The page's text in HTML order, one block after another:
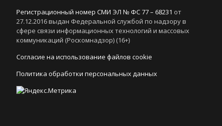
Регистрационный номер СМИ ЭЛ № ФС 77 – 68231 от
27.12.2016 выдан Федеральной службой по надзору в
сфере связи информационных технологий и массовых
коммуникаций (Роскомнадзор) (16+)
Согласие на использование файлов cookie
Политика обработки персональных данных